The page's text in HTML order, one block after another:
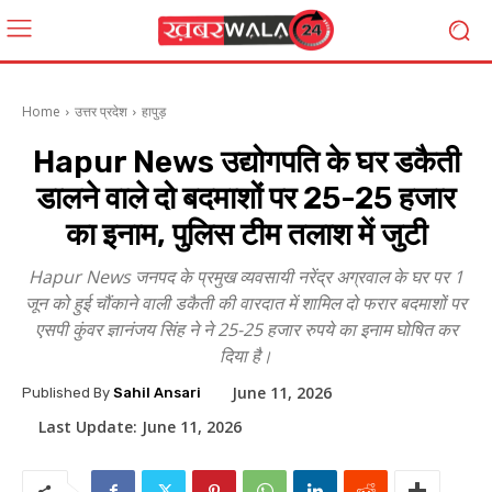
Home उत्तर प्रदेश हापुड़
Hapur News उद्योगपति के घर डकैती
डालने वाले दो बदमाशों पर 25-25 हजार
का इनाम, पुलिस टीम तलाश में जुटी
Hapur News जनपद के प्रमुख व्यवसायी नरेंद्र अग्रवाल के घर पर 1
जून को हुई चौंकाने वाली डकैती की वारदात में शामिल दो फरार बदमाशों पर
एसपी कुंवर ज्ञानंजय सिंह ने ने 25-25 हजार रुपये का इनाम घोषित कर
दिया है।
Published By Sahil Ansari
June 11, 2026
Last Update: June 11, 2026